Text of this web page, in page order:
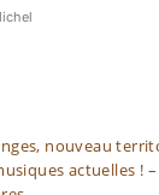
nouveau
actuelles !